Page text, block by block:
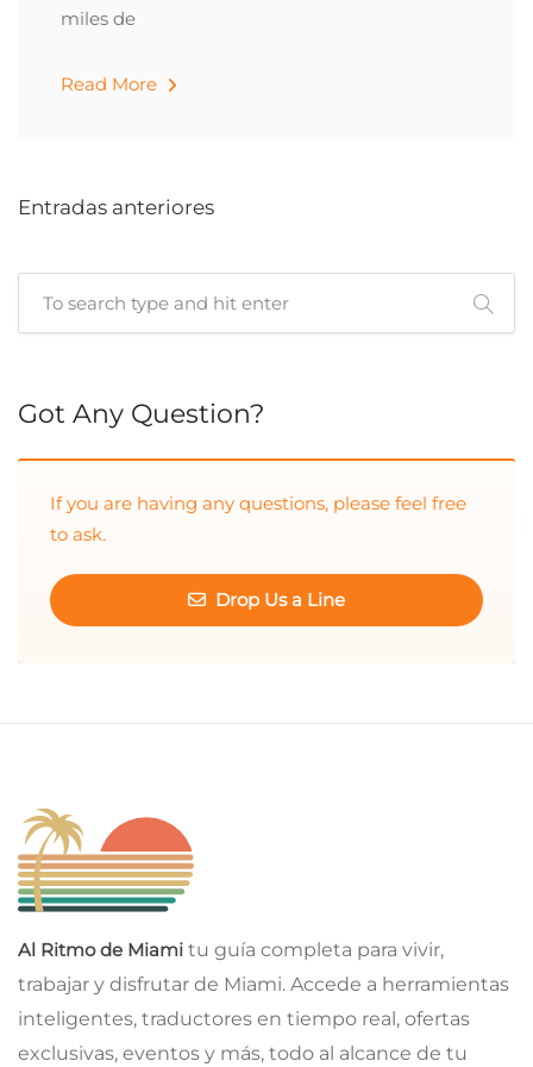
miles de
Read More
Entradas anteriores
Got Any Question?
If you are having any questions, please feel free
to ask.
Drop Us a Line
Al Ritmo de Miami tu guía completa para vivir,
trabajar y disfrutar de Miami. Accede a herramientas
inteligentes, traductores en tiempo real, ofertas
exclusivas, eventos y más, todo al alcance de tu